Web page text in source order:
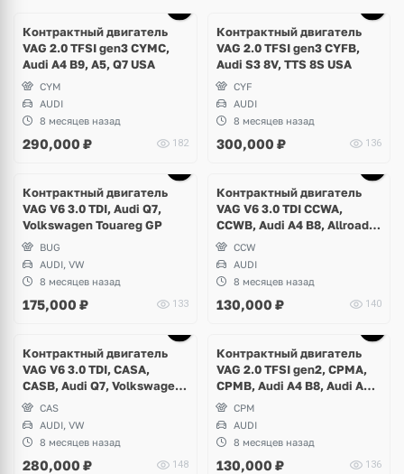
Контрактный двигатель
VAG 2.0 TFSI gen3 CYMC,
Audi A4 B9, A5, Q7 USA
CYM
AUDI
8 месяцев назад
290,000 ₽ 182
Контрактный двигатель
VAG 2.0 TFSI gen3 CYFB,
Audi S3 8V, TTS 8S USA
CYF
AUDI
8 месяцев назад
300,000 ₽ 136
Контрактный двигатель
VAG V6 3.0 TDI, Audi Q7,
Volkswagen Touareg GP
BUG
AUDI, VW
8 месяцев назад
175,000 ₽ 133
Контрактный двигатель
VAG V6 3.0 TDI CCWA,
CCWB, Audi A4 B8, Allroad,
Audi A5, Q5
CCW
AUDI
8 месяцев назад
130,000 ₽ 140
Контрактный двигатель
VAG V6 3.0 TDI, CASA,
CASB, Audi Q7, Volkswagen
Touareg GP
CAS
AUDI, VW
8 месяцев назад
280,000 ₽ 148
Контрактный двигатель
VAG 2.0 TFSI gen2, CPMA,
CPMB, Audi A4 B8, Audi A5,
Q5 USA
CPM
AUDI
8 месяцев назад
130,000 ₽ 136